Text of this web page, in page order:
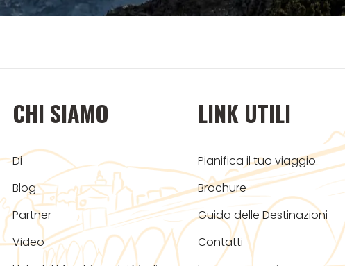
CHI SIAMO
Di
Blog
Partner
Video
LINK UTILI
Pianifica il tuo viaggio
Brochure
Guida delle Destinazioni
Contatti